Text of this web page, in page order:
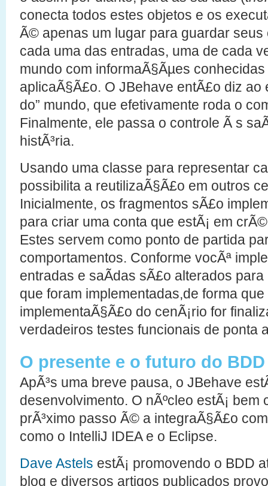
conecta todos estes objetos e os
Ã© apenas um lugar para guardar
cada uma das entradas, uma de cada
mundo com informaÃ§Ãµes
aplicaÃ§Ã£o. O JBehave entÃ£o diz ao
do” mundo, que efetivamente roda o
Finalmente, ele passa o controle Ã s
histÃ³ria.
Usando uma classe para representar
possibilita a reutilizaÃ§Ã£o em outros
Inicialmente, os fragmentos sÃ£o
para criar uma conta que estÃ¡ em
Estes servem como ponto de partida
comportamentos. Conforme vocÃª
entradas e saÃ­das sÃ£o alterados
que foram implementadas,de forma
implementaÃ§Ã£o do cenÃ¡rio for
verdadeiros testes funcionais de ponta
O presente e o futuro do BDD
ApÃ³s uma breve pausa, o JBehave
desenvolvimento. O nÃºcleo estÃ¡ bem
prÃ³ximo passo Ã© a integraÃ§Ã£o
como o IntelliJ IDEA e o Eclipse.
Dave Astels estÃ¡ promovendo o BDD
blog e diversos artigos publicados